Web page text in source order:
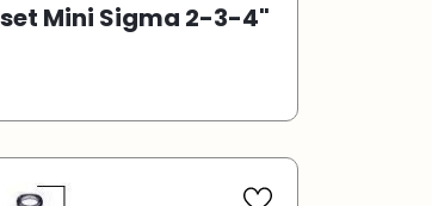
Mini Sigma 2-3-4"